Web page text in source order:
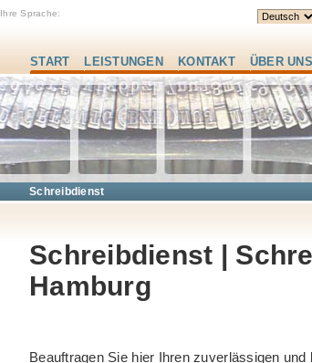
Ihre Sprache:
START LEISTUNGEN KONTAKT ÜBER UNS
Schreibdienst
Schreibdienst |
Hamburg
Beauftragen Sie hier Ihren zuverlässigen und